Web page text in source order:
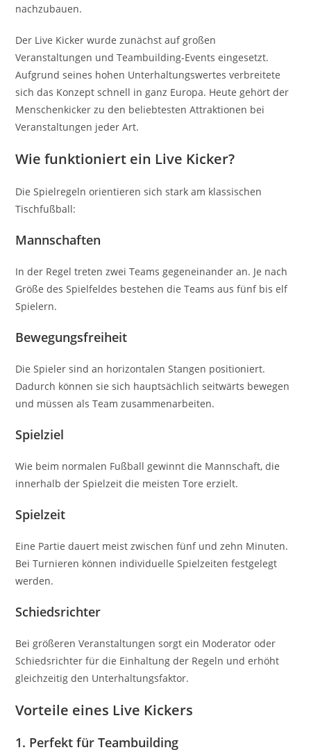
nachzubauen.
Der Live Kicker wurde zunächst auf großen
Veranstaltungen und Teambuilding-Events eingesetzt.
Aufgrund seines hohen Unterhaltungswertes verbreitete
sich das Konzept schnell in ganz Europa. Heute gehört der
Menschenkicker zu den beliebtesten Attraktionen bei
Veranstaltungen jeder Art.
Wie funktioniert ein Live Kicker?
Die Spielregeln orientieren sich stark am klassischen
Tischfußball:
Mannschaften
In der Regel treten zwei Teams gegeneinander an. Je nach
Größe des Spielfeldes bestehen die Teams aus fünf bis elf
Spielern.
Bewegungsfreiheit
Die Spieler sind an horizontalen Stangen positioniert.
Dadurch können sie sich hauptsächlich seitwärts bewegen
und müssen als Team zusammenarbeiten.
Spielziel
Wie beim normalen Fußball gewinnt die Mannschaft, die
innerhalb der Spielzeit die meisten Tore erzielt.
Spielzeit
Eine Partie dauert meist zwischen fünf und zehn Minuten.
Bei Turnieren können individuelle Spielzeiten festgelegt
werden.
Schiedsrichter
Bei größeren Veranstaltungen sorgt ein Moderator oder
Schiedsrichter für die Einhaltung der Regeln und erhöht
gleichzeitig den Unterhaltungsfaktor.
Vorteile eines Live Kickers
1. Perfekt für Teambuilding